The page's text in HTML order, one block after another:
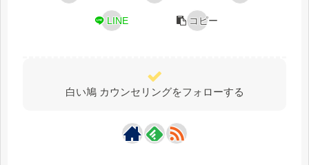
LINE コピー
白い鳩 カウンセリングをフォローする